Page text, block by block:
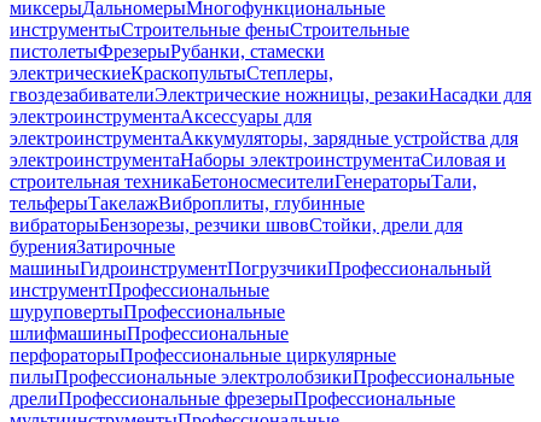
миксерыДальномерыМногофункциональные
инструментыСтроительные феныСтроительные
пистолетыФрезерыРубанки, стамески
электрическиеКраскопультыСтеплеры,
гвоздезабивателиЭлектрические ножницы, резакиНасадки для
электроинструментаАксессуары для
электроинструментаАккумуляторы, зарядные устройства для
электроинструментаНаборы электроинструментаСиловая и
строительная техникаБетоносмесителиГенераторыТали,
тельферыТакелажВиброплиты, глубинные
вибраторыБензорезы, резчики швовСтойки, дрели для
буренияЗатирочные
машиныГидроинструментПогрузчикиПрофессиональный
инструментПрофессиональные
шуруповертыПрофессиональные
шлифмашиныПрофессиональные
перфораторыПрофессиональные циркулярные
пилыПрофессиональные электролобзикиПрофессиональные
дрелиПрофессиональные фрезерыПрофессиональные